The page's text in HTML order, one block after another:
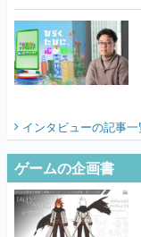
インタビューの記事一
ゲームの企画書